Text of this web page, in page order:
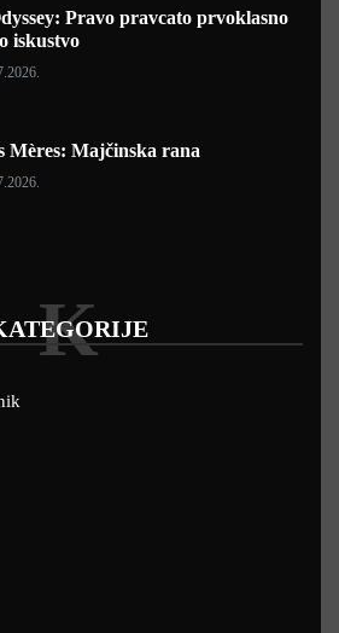
Pravo pravcato prvoklasno
iskustvo
Mères: Majčinska rana
K